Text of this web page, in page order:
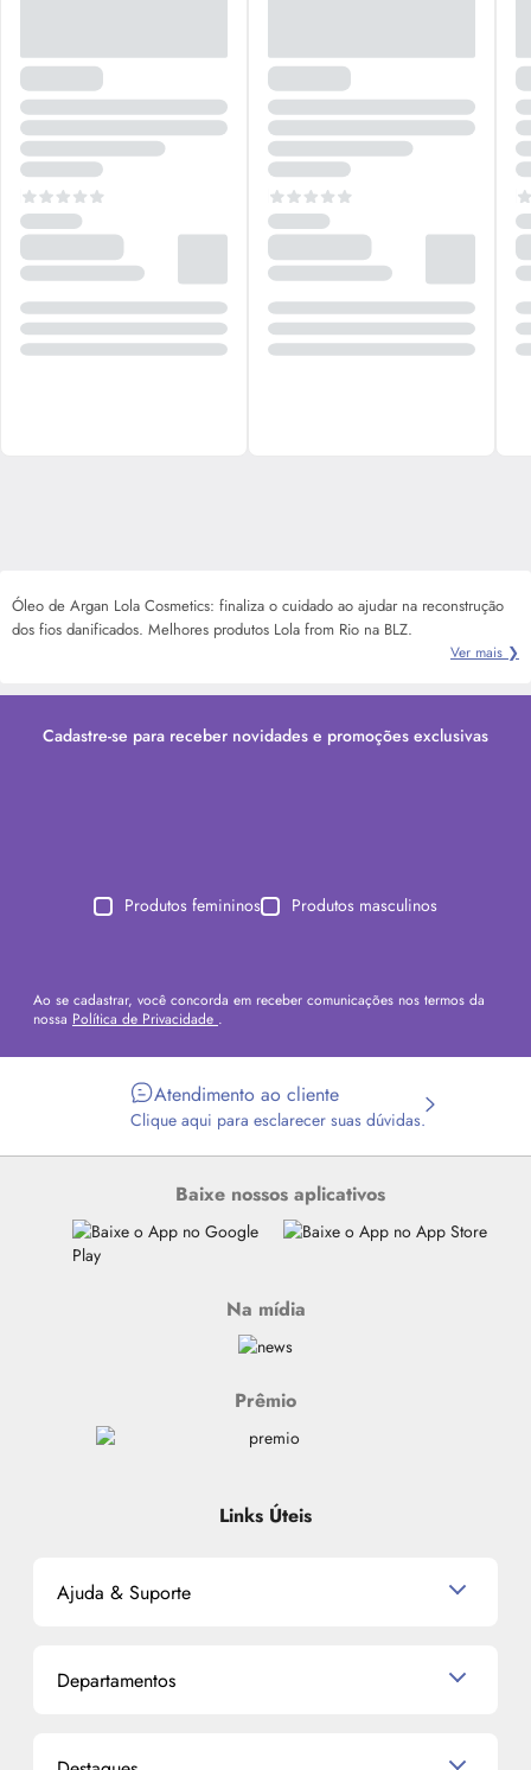
Óleo de Argan Lola Cosmetics: finaliza o cuidado ao ajudar na reconstrução
dos fios danificados. Melhores produtos Lola from Rio na BLZ.
Ver mais ❯
Cadastre-se para receber novidades e promoções exclusivas
Produtos femininos Produtos masculinos
Ao se cadastrar, você concorda em receber comunicações nos termos da
nossa Política de Privacidade .
Atendimento ao cliente
Clique aqui para esclarecer suas dúvidas.
Baixe nossos aplicativos
Na mídia
Prêmio
Links Úteis
Ajuda & Suporte
Política de Devolução
Departamentos